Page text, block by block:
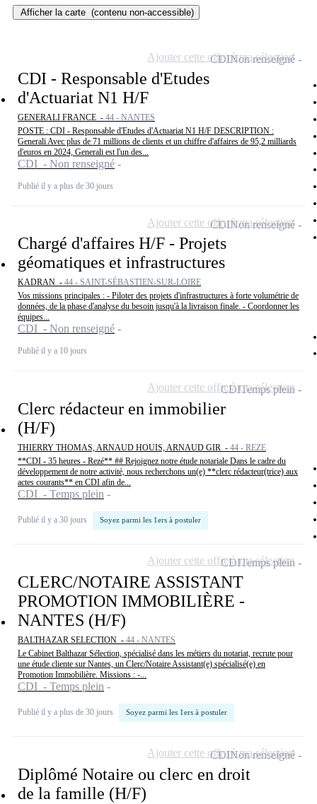
Afficher la carte (contenu non-accessible)
CDI - Responsable d'Etudes
d'Actuariat N1 H/F
GENERALI FRANCE - 44 - NANTES
POSTE : CDI - Responsable d'Etudes d'Actuariat N1 H/F DESCRIPTION :
Generali Avec plus de 71 millions de clients et un chiffre d'affaires de 95,2 milliards
d'euros en 2024, Generali est l'un des...
CDI - Non renseigné
Publié il y a plus de 30 jours
CDINon renseigné
Ajouter cette offre à ma sélection
Chargé d'affaires H/F - Projets
géomatiques et infrastructures
KADRAN - 44 - SAINT-SÉBASTIEN-SUR-LOIRE
Vos missions principales : - Piloter des projets d'infrastructures à forte volumétrie de
données, de la phase d'analyse du besoin jusqu'à la livraison finale. - Coordonner les
équipes...
CDI - Non renseigné
Publié il y a 10 jours
CDINon renseigné
Ajouter cette offre à ma sélection
Clerc rédacteur en immobilier
(H/F)
THIERRY THOMAS, ARNAUD HOUIS, ARNAUD GIR - 44 - REZE
**CDI - 35 heures - Rezé** ## Rejoignez notre étude notariale Dans le cadre du
développement de notre activité, nous recherchons un(e) **clerc rédacteur(trice) aux
actes courants** en CDI afin de...
CDI - Temps plein
Publié il y a 30 jours Soyez parmi les 1ers à postuler
CDITemps plein
Ajouter cette offre à ma sélection
CLERC/NOTAIRE ASSISTANT
PROMOTION IMMOBILIÈRE -
NANTES (H/F)
BALTHAZAR SELECTION - 44 - NANTES
Le Cabinet Balthazar Sélection, spécialisé dans les métiers du notariat, recrute pour
une étude cliente sur Nantes, un Clerc/Notaire Assistant(e) spécialisé(e) en
Promotion Immobilière. Missions : -...
CDI - Temps plein
Publié il y a plus de 30 jours Soyez parmi les 1ers à postuler
CDITemps plein
Ajouter cette offre à ma sélection
Diplômé Notaire ou clerc en droit
de la famille (H/F)
CDINon renseigné
Ajouter cette offre à ma sélection